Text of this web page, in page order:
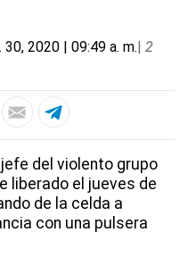
30, 2020 | 09:49 a. m.| 2
jefe del violento grupo
liberado el jueves de
de la celda a
con una pulsera